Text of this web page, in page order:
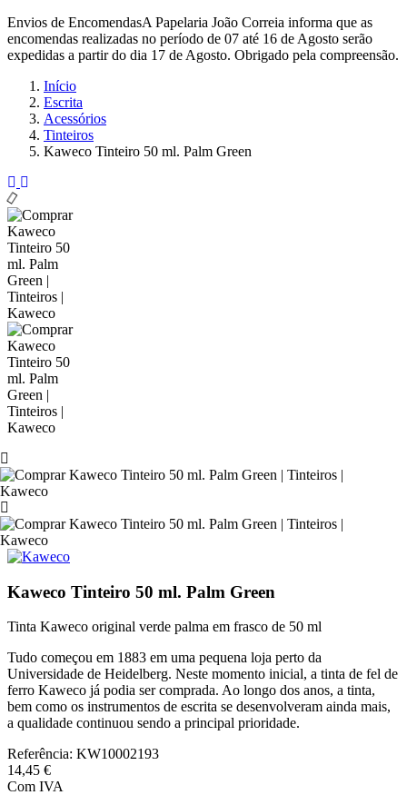
Envios de EncomendasA Papelaria João Correia informa que as
encomendas realizadas no período de 07 até 16 de Agosto serão
expedidas a partir do dia 17 de Agosto. Obrigado pela compreensão.
Início
Escrita
Acessórios
Tinteiros
Kaweco Tinteiro 50 ml. Palm Green
Kaweco Tinteiro 50 ml. Palm Green
Tinta Kaweco original verde palma em frasco de 50 ml
Tudo começou em 1883 em uma pequena loja perto da
Universidade de Heidelberg. Neste momento inicial, a tinta de fel de
ferro Kaweco já podia ser comprada. Ao longo dos anos, a tinta,
bem como os instrumentos de escrita se desenvolveram ainda mais,
a qualidade continuou sendo a principal prioridade.
Referência: KW10002193
14,45 €
Com IVA